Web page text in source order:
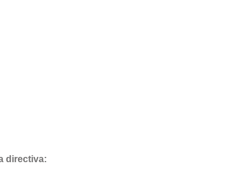
directiva: